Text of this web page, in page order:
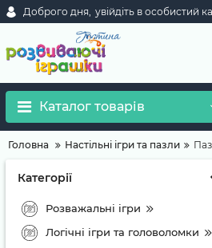
Доброго дня, увійдіть в особистий
Каталог товарів
Головна Настільні ігри та пазли
Категорії
Розважальні ігри
Логічні ігри та головоломки